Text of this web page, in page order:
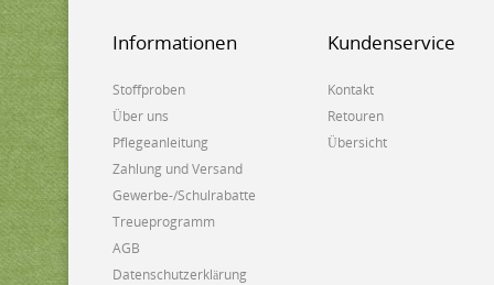
Informationen
Stoffproben
Über uns
Pflegeanleitung
Zahlung und Versand
Gewerbe-/Schulrabatte
Treueprogramm
AGB
Datenschutzerklärung
Kundenservice
Kontakt
Retouren
Übersicht